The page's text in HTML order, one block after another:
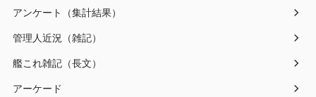
アンケート（集計結果）
管理人近況（雑記）
艦これ雑記（長文）
アーケード